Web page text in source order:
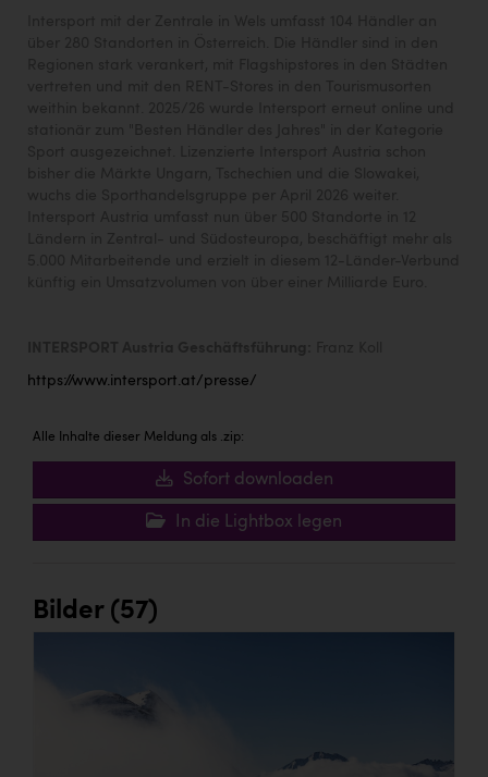
https://www.intersport.at/presse/
Alle Inhalte dieser Meldung als .zip:
Sofort downloaden
In die Lightbox legen
Bilder (57)